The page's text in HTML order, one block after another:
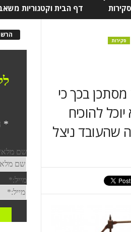
סקירות דף הבית וקטגוריות
סקירות
בכך כי
להוכיח
שהעובד ניצל